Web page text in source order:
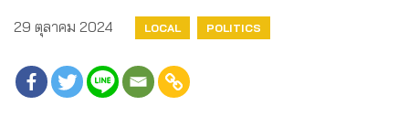
29 ตุลาคม 2024 LOCAL POLITICS